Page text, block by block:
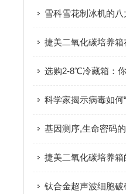
雪科雪花制冰机的八
基因测序,生命密码